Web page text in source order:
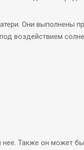
Они выполнены
воздействием
Также он может